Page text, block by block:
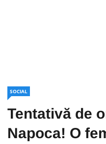
SOCIAL
Tentativă de
Napoca! O